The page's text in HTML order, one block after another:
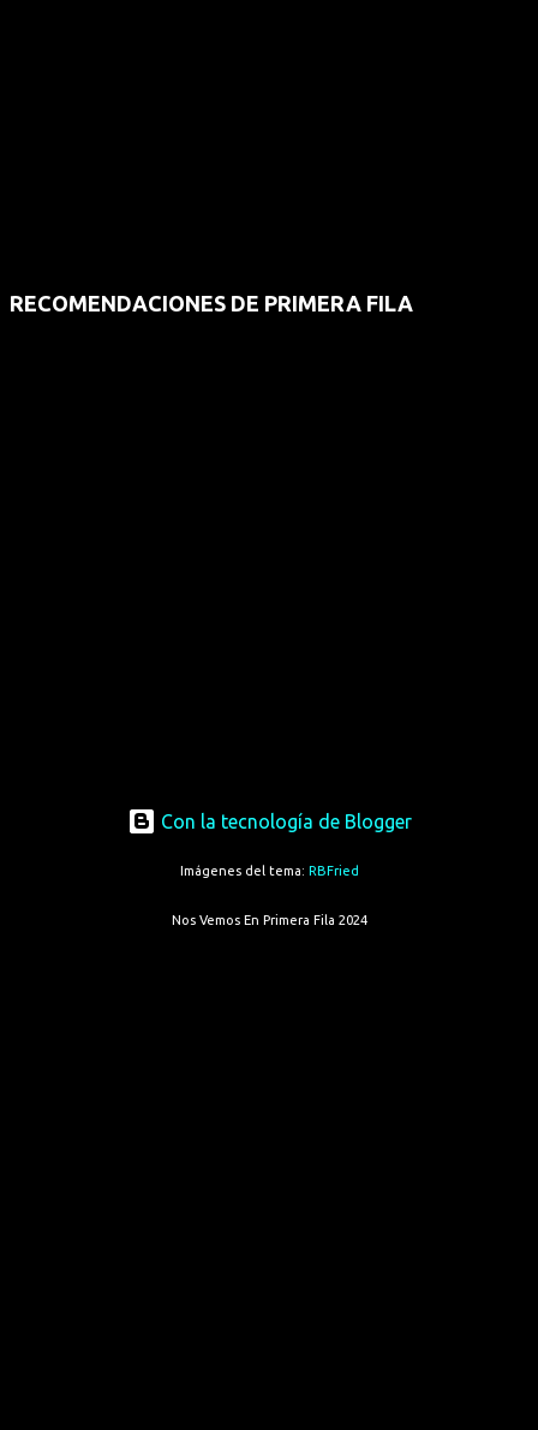
RECOMENDACIONES DE PRIMERA FILA
Con la tecnología de Blogger
Imágenes del tema: RBFried
Nos Vemos En Primera Fila 2024